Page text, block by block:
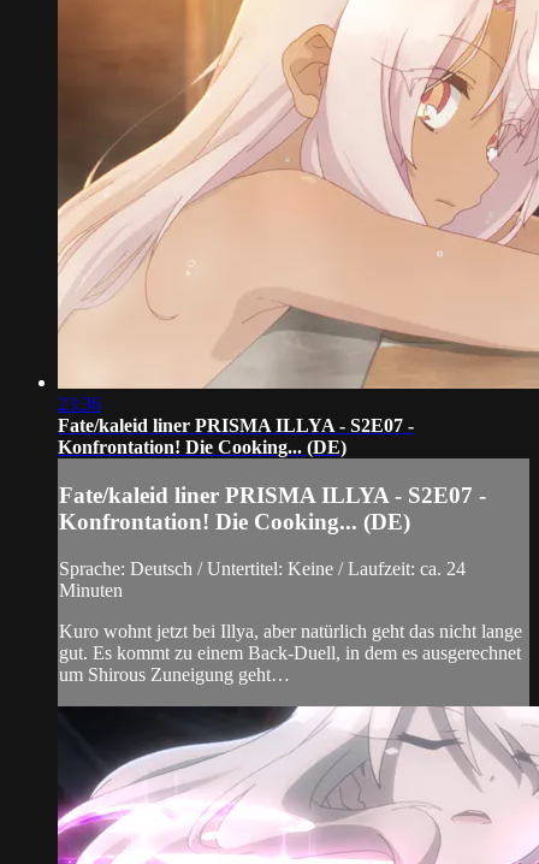
23:36
Fate/kaleid liner PRISMA ILLYA - S2E07 -
Konfrontation! Die Cooking... (DE)
Fate/kaleid liner PRISMA ILLYA - S2E07 -
Konfrontation! Die Cooking... (DE)
Sprache: Deutsch / Untertitel: Keine / Laufzeit: ca. 24
Minuten
Kuro wohnt jetzt bei Illya, aber natürlich geht das nicht lange
gut. Es kommt zu einem Back-Duell, in dem es ausgerechnet
um Shirous Zuneigung geht…